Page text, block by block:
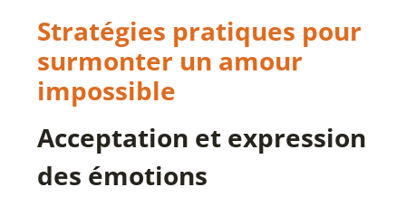
Stratégies pratiques pour
surmonter un amour
impossible
Acceptation et expression
des émotions